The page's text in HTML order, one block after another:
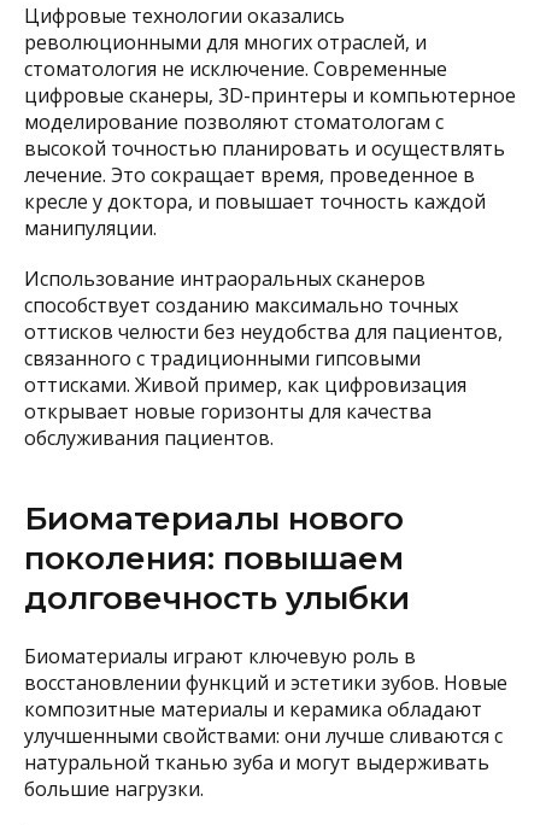
Цифровые технологии оказались
революционными для многих отраслей, и
стоматология не исключение. Современные
цифровые сканеры, 3D-принтеры и компьютерное
моделирование позволяют стоматологам с
высокой точностью планировать и осуществлять
лечение. Это сокращает время, проведенное в
кресле у доктора, и повышает точность каждой
манипуляции.
Использование интраоральных сканеров
способствует созданию максимально точных
оттисков челюсти без неудобства для пациентов,
связанного с традиционными гипсовыми
оттисками. Живой пример, как цифровизация
открывает новые горизонты для качества
обслуживания пациентов.
Биоматериалы нового
поколения: повышаем
долговечность улыбки
Биоматериалы играют ключевую роль в
восстановлении функций и эстетики зубов. Новые
композитные материалы и керамика обладают
улучшенными свойствами: они лучше сливаются с
натуральной тканью зуба и могут выдерживать
большие нагрузки.